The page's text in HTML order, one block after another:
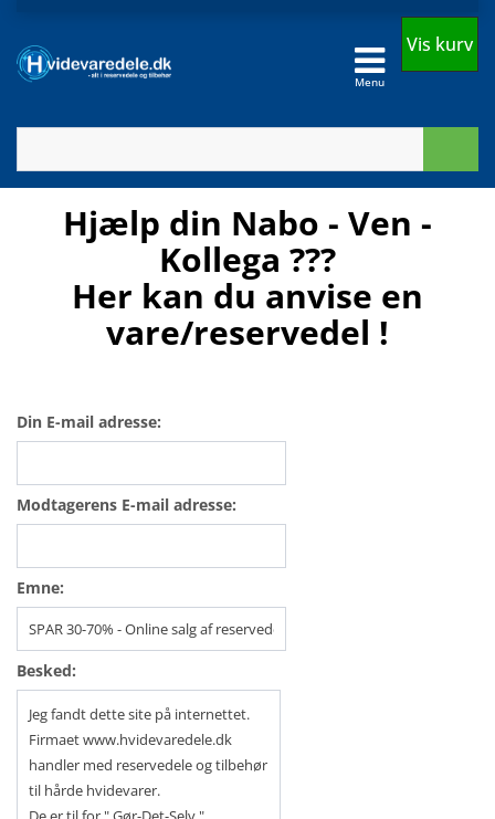
Menu
Vis kurv
Hjælp din Nabo - Ven -
Kollega ???
Her kan du anvise en
vare/reservedel !
Din E-mail adresse:
Modtagerens E-mail adresse:
Emne:
Besked: